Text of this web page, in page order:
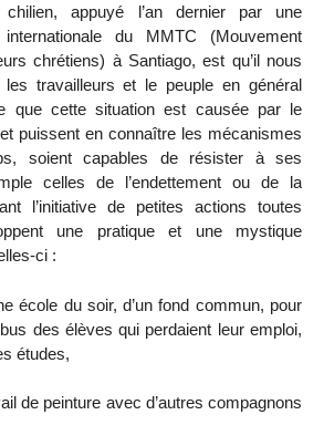
chilien, appuyé l’an dernier par une
du MMTC (Mouvement
chrétiens) à Santiago, est qu’il nous
travailleurs et le peuple en général
que cette situation est causée par le
puissent en connaître les mécanismes
soient capables de résister à ses
celles de l’endettement ou de la
l’initiative de petites actions toutes
une pratique et une mystique
ci :
école du soir, d’un fond commun, pour
des élèves qui perdaient leur emploi,
études,
de peinture avec d’autres compagnons